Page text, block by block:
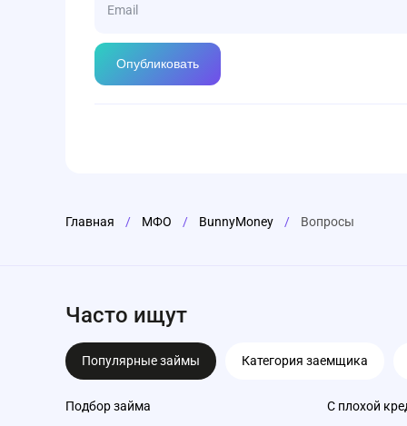
Главная / МФО / BunnyMoney / Вопросы
Часто ищут
Популярные займы Категория заемщика
Подбор займа
С плохой